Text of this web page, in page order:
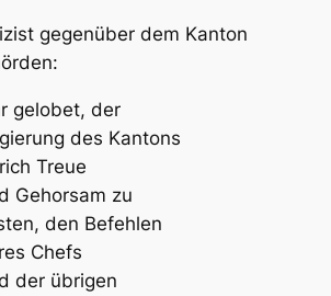
gegenüber dem Kanton
gelobet, der
des Kantons
Treue
Gehorsam zu
den Befehlen
Chefs
der übrigen